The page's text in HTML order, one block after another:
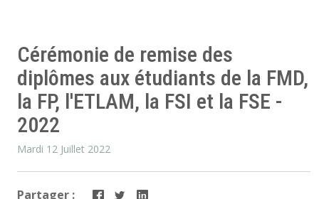
Cérémonie de remise des
diplômes aux étudiants de la FMD,
la FP, l'ETLAM, la FSI et la FSE -
2022
Mardi 12 Juillet 2022
Partager :